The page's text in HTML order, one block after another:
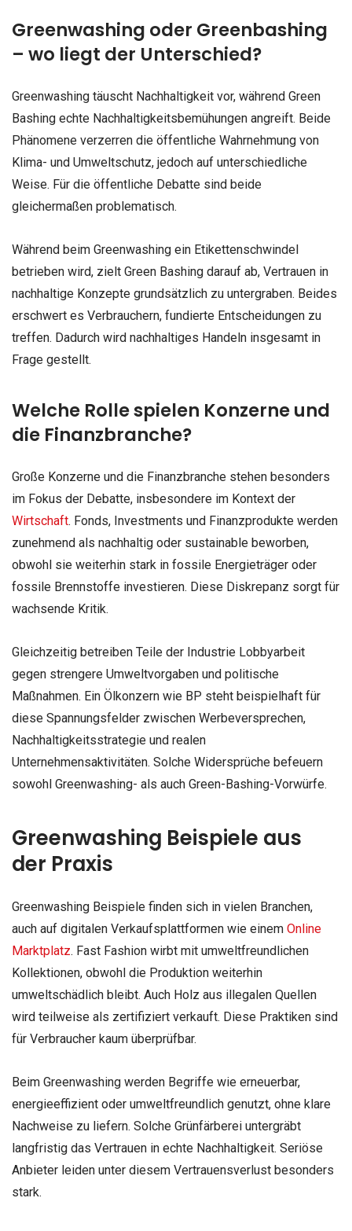
Greenwashing oder Greenbashing
– wo liegt der Unterschied?
Greenwashing täuscht Nachhaltigkeit vor, während Green
Bashing echte Nachhaltigkeitsbemühungen angreift. Beide
Phänomene verzerren die öffentliche Wahrnehmung von
Klima- und Umweltschutz, jedoch auf unterschiedliche
Weise. Für die öffentliche Debatte sind beide
gleichermaßen problematisch.
Während beim Greenwashing ein Etikettenschwindel
betrieben wird, zielt Green Bashing darauf ab, Vertrauen in
nachhaltige Konzepte grundsätzlich zu untergraben. Beides
erschwert es Verbrauchern, fundierte Entscheidungen zu
treffen. Dadurch wird nachhaltiges Handeln insgesamt in
Frage gestellt.
Welche Rolle spielen Konzerne und
die Finanzbranche?
Große Konzerne und die Finanzbranche stehen besonders
im Fokus der Debatte, insbesondere im Kontext der
Wirtschaft. Fonds, Investments und Finanzprodukte werden
zunehmend als nachhaltig oder sustainable beworben,
obwohl sie weiterhin stark in fossile Energieträger oder
fossile Brennstoffe investieren. Diese Diskrepanz sorgt für
wachsende Kritik.
Gleichzeitig betreiben Teile der Industrie Lobbyarbeit
gegen strengere Umweltvorgaben und politische
Maßnahmen. Ein Ölkonzern wie BP steht beispielhaft für
diese Spannungsfelder zwischen Werbeversprechen,
Nachhaltigkeitsstrategie und realen
Unternehmensaktivitäten. Solche Widersprüche befeuern
sowohl Greenwashing- als auch Green-Bashing-Vorwürfe.
Greenwashing Beispiele aus
der Praxis
Greenwashing Beispiele finden sich in vielen Branchen,
auch auf digitalen Verkaufsplattformen wie einem Online
Marktplatz. Fast Fashion wirbt mit umweltfreundlichen
Kollektionen, obwohl die Produktion weiterhin
umweltschädlich bleibt. Auch Holz aus illegalen Quellen
wird teilweise als zertifiziert verkauft. Diese Praktiken sind
für Verbraucher kaum überprüfbar.
Beim Greenwashing werden Begriffe wie erneuerbar,
energieeffizient oder umweltfreundlich genutzt, ohne klare
Nachweise zu liefern. Solche Grünfärberei untergräbt
langfristig das Vertrauen in echte Nachhaltigkeit. Seriöse
Anbieter leiden unter diesem Vertrauensverlust besonders
stark.